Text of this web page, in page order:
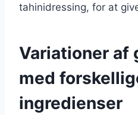
tahinidressing, for at
Variationer af
med
ingredienser